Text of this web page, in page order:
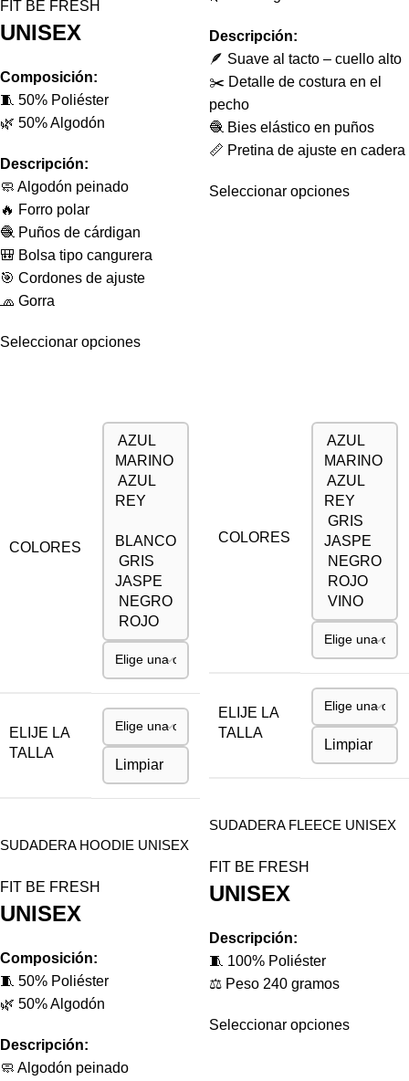
FIT BE FRESH
UNISEX
Composición:
🧵 50% Poliéster
🌿 50% Algodón
Descripción:
🧼 Algodón peinado
🔥 Forro polar
🧶 Puños de cárdigan
🎒 Bolsa tipo cangurera
🎯 Cordones de ajuste
🧢 Gorra
Seleccionar opciones
Descripción:
🪶 Suave al tacto – cuello alto
✂️ Detalle de costura en el
pecho
🧶 Bies elástico en puños
📏 Pretina de ajuste en cadera
Seleccionar opciones
COLORES
AZUL
MARINO
AZUL
REY
BLANCO
GRIS
JASPE
NEGRO
ROJO
ELIJE LA
TALLA
Limpiar
SUDADERA HOODIE UNISEX
FIT BE FRESH
UNISEX
Composición:
🧵 50% Poliéster
🌿 50% Algodón
Descripción:
🧼 Algodón peinado
COLORES
AZUL
MARINO
AZUL
REY
GRIS
JASPE
NEGRO
ROJO
VINO
ELIJE LA
TALLA
Limpiar
SUDADERA FLEECE UNISEX
FIT BE FRESH
UNISEX
Descripción:
🧵 100% Poliéster
⚖️ Peso 240 gramos
Seleccionar opciones